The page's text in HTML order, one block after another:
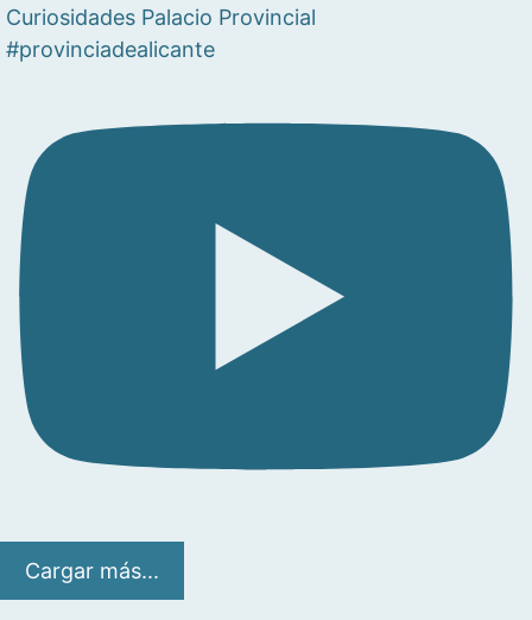
Curiosidades Palacio Provincial
#provinciadealicante
Cargar más...